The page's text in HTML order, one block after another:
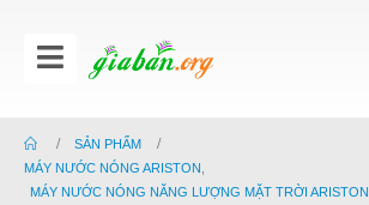
SẢN PHẨM
MÁY NƯỚC NÓNG ARISTON
MÁY NƯỚC NÓNG NĂNG LƯỢNG MẶT TRỜI ARISTON